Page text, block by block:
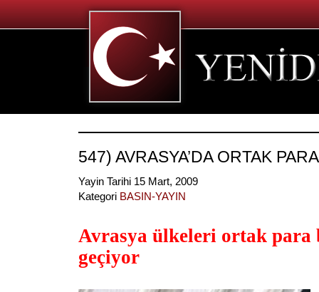
547) AVRASYA’DA ORTAK
Yayin Tarihi 15 Mart, 2009
Kategori BASIN-YAYIN
Avrasya ülkeleri ortak para
geçiyor